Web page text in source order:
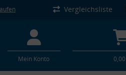
Vergleichsliste
Mein Konto